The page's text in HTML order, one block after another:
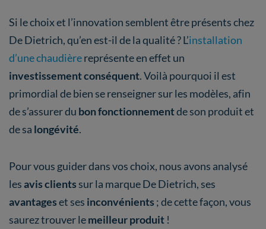
Si le choix et l’innovation semblent être présents chez
De Dietrich, qu’en est-il de la qualité ? L’installation
d’une chaudièrereprésente en effet un
investissement conséquent. Voilà pourquoi il est
primordial de bien se renseigner sur les modèles, afin
de s’assurer du bon fonctionnementde son produit et
de sa longévité.
Pour vous guider dans vos choix, nous avons analysé
lesavis clients sur la marque De Dietrich, ses
avantageset ses inconvénients ; de cette façon, vous
saurez trouver lemeilleur produit !